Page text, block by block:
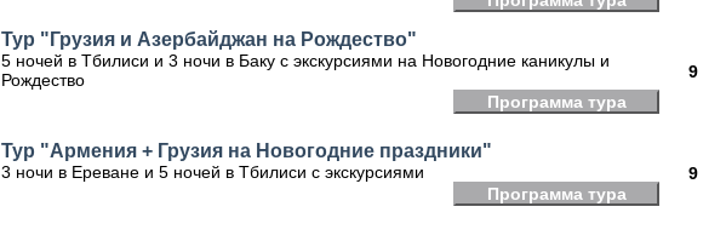
Тур "Грузия и Азербайджан на Рождество"
5 ночей в Тбилиси и 3 ночи в Баку с экскурсиями на Новогодние каникулы и
Рождество
Программа тура
9
Тур "Армения + Грузия на Новогодние праздники"
3 ночи в Ереване и 5 ночей в Тбилиси с экскурсиями
Программа тура
9